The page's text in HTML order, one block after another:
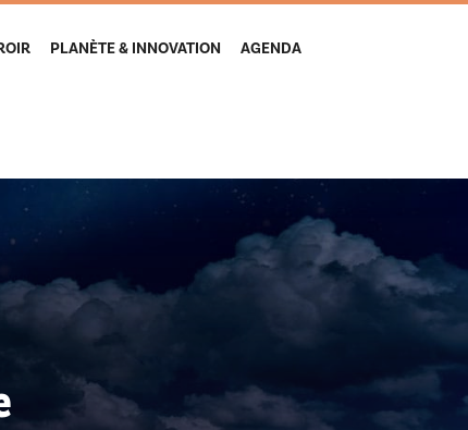
PLANÈTE & INNOVATION AGENDA